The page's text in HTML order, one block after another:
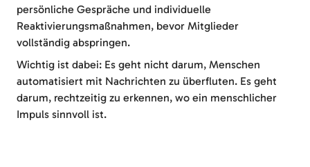
persönliche Gespräche und individuelle
Reaktivierungsmaßnahmen, bevor Mitglieder
vollständig abspringen.
Wichtig ist dabei: Es geht nicht darum, Menschen
automatisiert mit Nachrichten zu überfluten. Es geht
darum, rechtzeitig zu erkennen, wo ein menschlicher
Impuls sinnvoll ist.